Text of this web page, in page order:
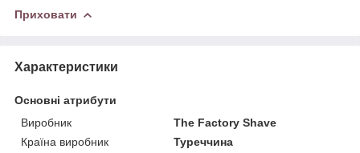
Приховати
Характеристики
Основні атрибути
Виробник
The Factory Shave
Країна виробник
Туреччина